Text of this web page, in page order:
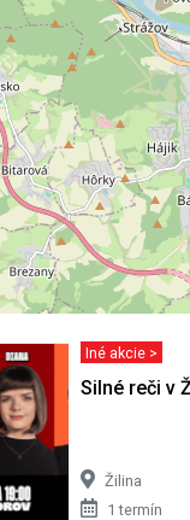
Iné akcie >
Silné reči v
Žilina
1 termín